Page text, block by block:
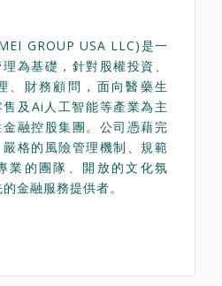
GROUP USA LLC)是一
為基礎，針對股權投資、
、財務顧問，面向醫藥生
及Ai人工智能等產業為主
融控股集團。公司憑藉完
格的風險管理機制、規範
業的團隊、開放的文化氛
金融服務提供者。